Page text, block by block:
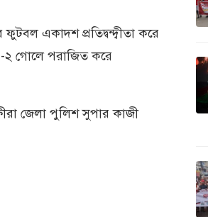
একাদশ প্রতিদ্বন্দ্বীতা করে
২ গোলে পরাজিত করে
জেলা পুলিশ সুপার কাজী